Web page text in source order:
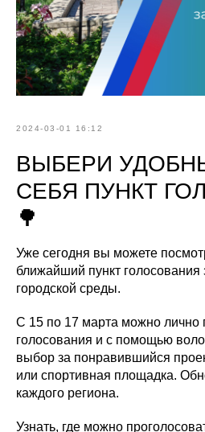
2024-03-01 16:12
ВЫБЕРИ
СЕБЯ ПУНКТ
🌳
Уже сегодня вы можете
ближайший пункт голосования
городской среды.
С 15 по 17 марта можно лично
голосования и с помощью
выбор за понравившийся
или спортивная площадка.
каждого региона.
Узнать, где можно